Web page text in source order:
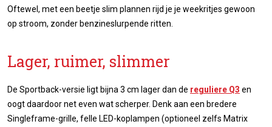
Oftewel, met een beetje slim plannen rijd je je weekritjes gewoon
op stroom, zonder benzineslurpende ritten.
Lager, ruimer, slimmer
De Sportback-versie ligt bijna 3 cm lager dan de reguliere Q3 en
oogt daardoor net even wat scherper. Denk aan een bredere
Singleframe-grille, felle LED-koplampen (optioneel zelfs Matrix